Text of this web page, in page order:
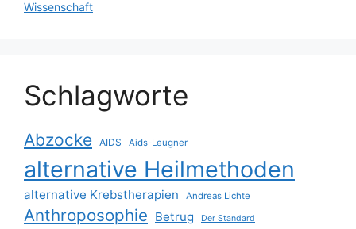
Wissenschaft
Schlagworte
Abzocke AIDS Aids-Leugner
alternative Heilmethoden
alternative Krebstherapien Andreas Lichte
Anthroposophie Betrug Der Standard